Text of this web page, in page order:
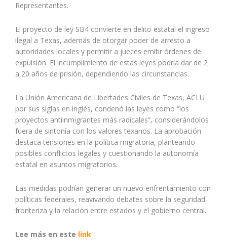
Representantes.
El proyecto de ley SB4 convierte en delito estatal el ingreso
ilegal a Texas, además de otorgar poder de arresto a
autoridades locales y permitir a jueces emitir órdenes de
expulsión. El incumplimiento de estas leyes podría dar de 2
a 20 años de prisión, dependiendo las circunstancias.
La Unión Americana de Libertades Civiles de Texas, ACLU
por sus siglas en inglés, condenó las leyes como “los
proyectos antiinmigrantes más radicales”, considerándolos
fuera de sintonía con los valores texanos. La aprobación
destaca tensiones en la política migratoria, planteando
posibles conflictos legales y cuestionando la autonomía
estatal en asuntos migratorios.
Las medidas podrían generar un nuevo enfrentamiento con
políticas federales, reavivando debates sobre la seguridad
fronteriza y la relación entre estados y el gobierno central.
Lee más en este link